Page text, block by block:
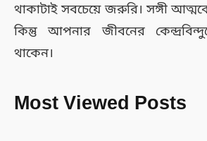
থাকাটাই সবচেয়ে জরুরি। সঙ্গী
কিন্তু আপনার জীবনের
থাকেন।
Most Viewed Posts